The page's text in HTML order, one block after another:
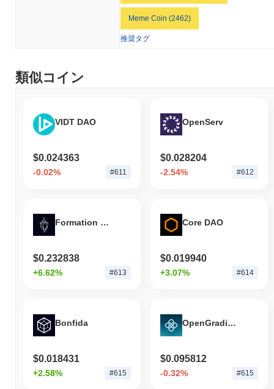
Gigachadの価格範囲の履歴は何ですか？
$0.095283
$0.00001221
ATLから+69,313%
Gigachadの時価総額は約 $18,744,113.00、市場規模で世界第609
位にランクされています。この数字は、9 604 136 902のGIGAト
Gigachadは、より広範な暗号市場と比較してどのよ
全体の暗号市場を上回っています。これは、より広範な市場のモ
メンタムと比較して、GIGAの価格アクションにおける強いパフ
ォーマンスを示しています。
Meme Coin (2462)
推奨タグ
類似コイン
VIDT DAO
$0.024363
-0.02% #611
OpenServ
$0.028204
-2.54% #612
Formation Finance
$0.232838
+6.62% #613
Core DAO
$0.019940
+3.07% #614
Bonfida
$0.018431
+2.58% #615
OpenGradient
$0.095812
-0.32% #615